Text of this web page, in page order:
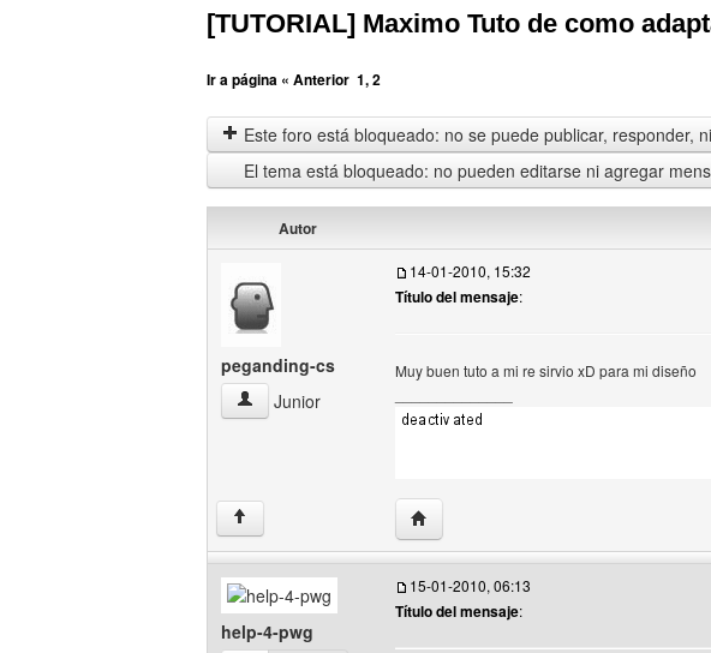
[TUTORIAL] Maximo Tuto de como
Ir a página « Anterior 1,2
Este foro está bloqueado: no se puede publicar, responder,
El tema está bloqueado: no pueden editarse ni agregar
Autor
peganding-cs
peganding-cs Ver perfil del usuario
Junior
14-01-2010, 15:32
Título del mensaje:
Muy buen tuto a mi re sirvio xD para mi diseño
↑ Visitar sitio web del autor: peganding-cs
help-4-pwg
15-01-2010, 06:13
Título del mensaje: